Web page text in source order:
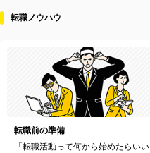
転職ノウハウ
転職前の準備
「転職活動って何から始めたらいい